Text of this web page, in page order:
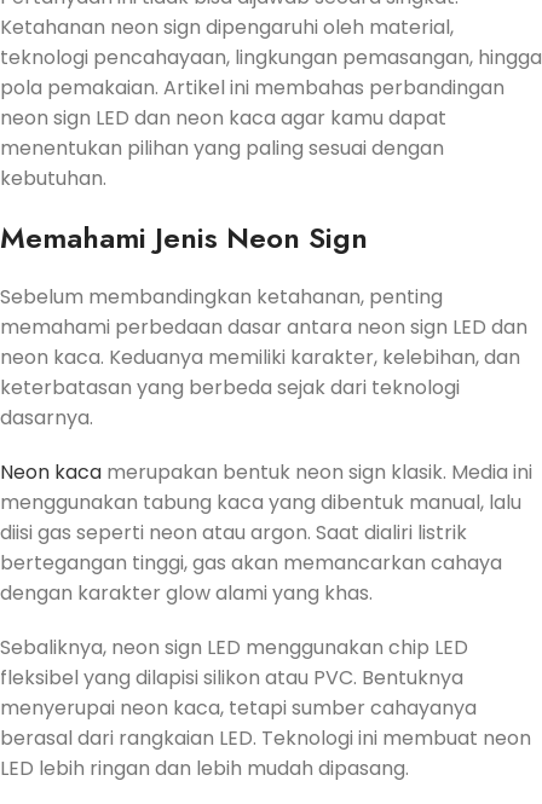
Ketahanan neon sign dipengaruhi oleh material,
teknologi pencahayaan, lingkungan pemasangan, hingga
pola pemakaian. Artikel ini membahas perbandingan
neon sign LED dan neon kaca agar kamu dapat
menentukan pilihan yang paling sesuai dengan
kebutuhan.
Memahami Jenis Neon Sign
Sebelum membandingkan ketahanan, penting
memahami perbedaan dasar antara neon sign LED dan
neon kaca. Keduanya memiliki karakter, kelebihan, dan
keterbatasan yang berbeda sejak dari teknologi
dasarnya.
Neon kaca merupakan bentuk neon sign klasik. Media ini
menggunakan tabung kaca yang dibentuk manual, lalu
diisi gas seperti neon atau argon. Saat dialiri listrik
bertegangan tinggi, gas akan memancarkan cahaya
dengan karakter glow alami yang khas.
Sebaliknya, neon sign LED menggunakan chip LED
fleksibel yang dilapisi silikon atau PVC. Bentuknya
menyerupai neon kaca, tetapi sumber cahayanya
berasal dari rangkaian LED. Teknologi ini membuat neon
LED lebih ringan dan lebih mudah dipasang.